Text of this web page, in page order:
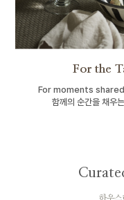
For the
For moments
함께의 순간을 채우
하우스